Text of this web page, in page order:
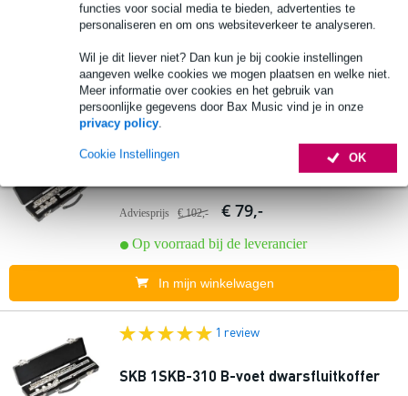
functies voor social media te bieden, advertenties te
personaliseren en om ons websiteverkeer te analyseren.
Wil je dit liever niet? Dan kun je bij cookie instellingen
aangeven welke cookies we mogen plaatsen en welke niet.
Meer informatie over cookies en het gebruik van
persoonlijke gegevens door Bax Music vind je in onze
privacy policy.
OK
Cookie Instellingen
SKB 1SKB-312 C-voet dwarsfluitkoffer
Adviesprijs € 102,- € 79,-
Op voorraad bij de leverancier
In mijn winkelwagen
1 review
SKB 1SKB-310 B-voet dwarsfluitkoffer